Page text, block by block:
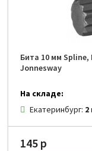
Бита 10 мм Spline,
Jonnesway
На складе:
Екатеринбург: 2
145 р